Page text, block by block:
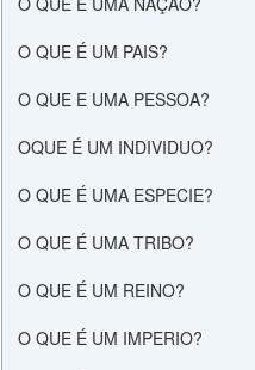
O QUE É UM PAIS?
O QUE E UMA PESSOA?
OQUE É UM INDIVIDUO?
O QUE É UMA ESPECIE?
O QUE É UMA TRIBO?
O QUE É UM REINO?
O QUE É UM IMPERIO?